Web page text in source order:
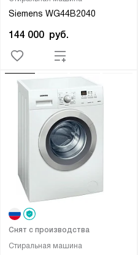
Siemens WG44B2040
144 000 руб.
Стиральная машина
Снят с производства